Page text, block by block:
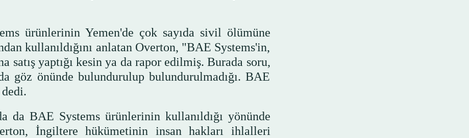
ürünlerinin Yemen'de çok sayıda sivil ölümüne
kullanıldığını anlatan Overton, "BAE Systems'in,
satış yaptığı kesin ya da rapor edilmiş. Burada soru,
göz önünde bulundurulup bulundurulmadığı. BAE
da BAE Systems ürünlerinin kullanıldığı yönünde
İngiltere hükümetinin insan hakları ihlalleri